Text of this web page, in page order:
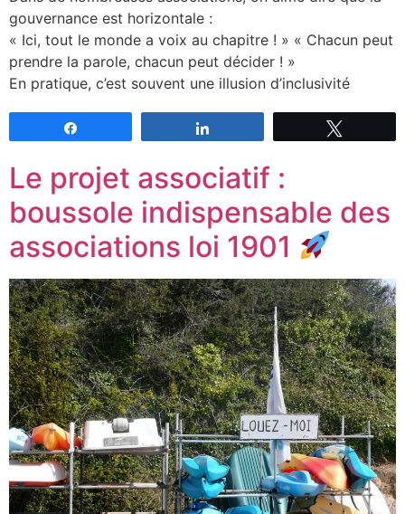
gouvernance est horizontale :
« Ici, tout le monde a voix au chapitre ! » « Chacun peut
prendre la parole, chacun peut décider ! »
En pratique, c’est souvent une illusion d’inclusivité
Le projet associatif :
boussole indispensable des
associations loi 1901